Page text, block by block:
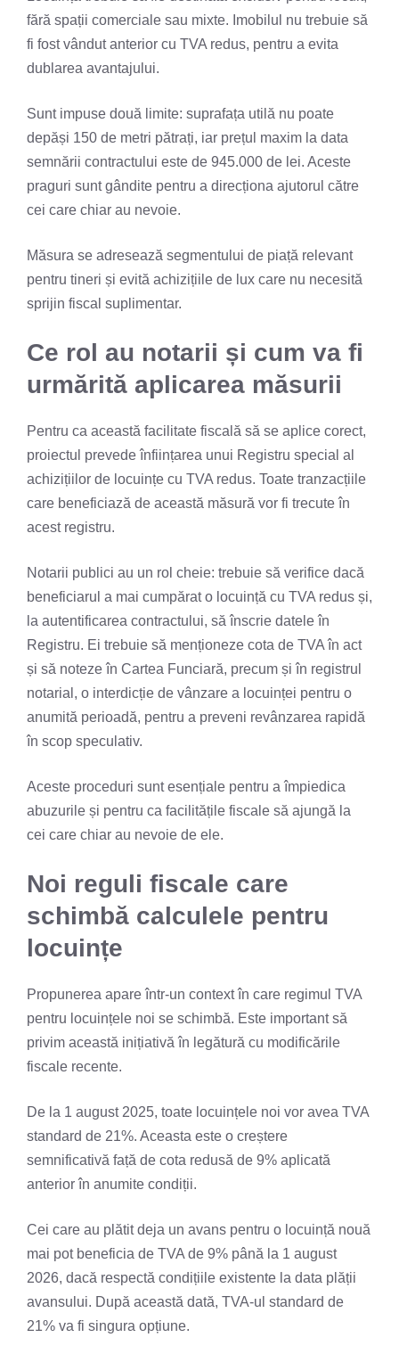
fără spații comerciale sau mixte. Imobilul nu trebuie să
fi fost vândut anterior cu TVA redus, pentru a evita
dublarea avantajului.
Sunt impuse două limite: suprafața utilă nu poate
depăși 150 de metri pătrați, iar prețul maxim la data
semnării contractului este de 945.000 de lei. Aceste
praguri sunt gândite pentru a direcționa ajutorul către
cei care chiar au nevoie.
Măsura se adresează segmentului de piață relevant
pentru tineri și evită achizițiile de lux care nu necesită
sprijin fiscal suplimentar.
Ce rol au notarii și cum va fi
urmărită aplicarea măsurii
Pentru ca această facilitate fiscală să se aplice corect,
proiectul prevede înființarea unui Registru special al
achizițiilor de locuințe cu TVA redus. Toate tranzacțiile
care beneficiază de această măsură vor fi trecute în
acest registru.
Notarii publici au un rol cheie: trebuie să verifice dacă
beneficiarul a mai cumpărat o locuință cu TVA redus și,
la autentificarea contractului, să înscrie datele în
Registru. Ei trebuie să menționeze cota de TVA în act
și să noteze în Cartea Funciară, precum și în registrul
notarial, o interdicție de vânzare a locuinței pentru o
anumită perioadă, pentru a preveni revânzarea rapidă
în scop speculativ.
Aceste proceduri sunt esențiale pentru a împiedica
abuzurile și pentru ca facilitățile fiscale să ajungă la
cei care chiar au nevoie de ele.
Noi reguli fiscale care
schimbă calculele pentru
locuințe
Propunerea apare într-un context în care regimul TVA
pentru locuințele noi se schimbă. Este important să
privim această inițiativă în legătură cu modificările
fiscale recente.
De la 1 august 2025, toate locuințele noi vor avea TVA
standard de 21%. Aceasta este o creștere
semnificativă față de cota redusă de 9% aplicată
anterior în anumite condiții.
Cei care au plătit deja un avans pentru o locuință nouă
mai pot beneficia de TVA de 9% până la 1 august
2026, dacă respectă condițiile existente la data plății
avansului. După această dată, TVA-ul standard de
21% va fi singura opțiune.